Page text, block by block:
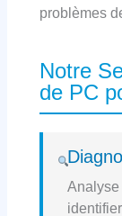
problèmes
Notre
de PC
Analyse